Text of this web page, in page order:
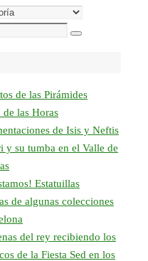
Buscar
de las Pirámides
las Horas
de Isis y Neftis
y su tumba en el Valle de
Estatuillas
de algunas colecciones
del rey recibiendo los
de la Fiesta Sed en los